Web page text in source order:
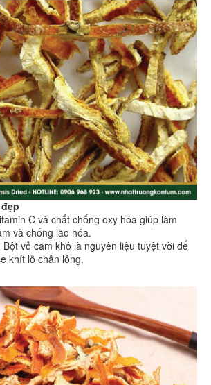
C và chất chống oxy hóa giúp làm
và chống lão hóa.
vỏ cam khô là nguyên liệu tuyệt vời để
khít lỗ chân lông.